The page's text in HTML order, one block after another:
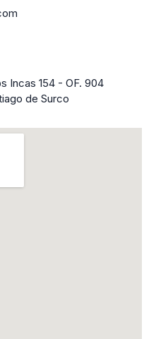
Incas 154 - OF. 904
de Surco